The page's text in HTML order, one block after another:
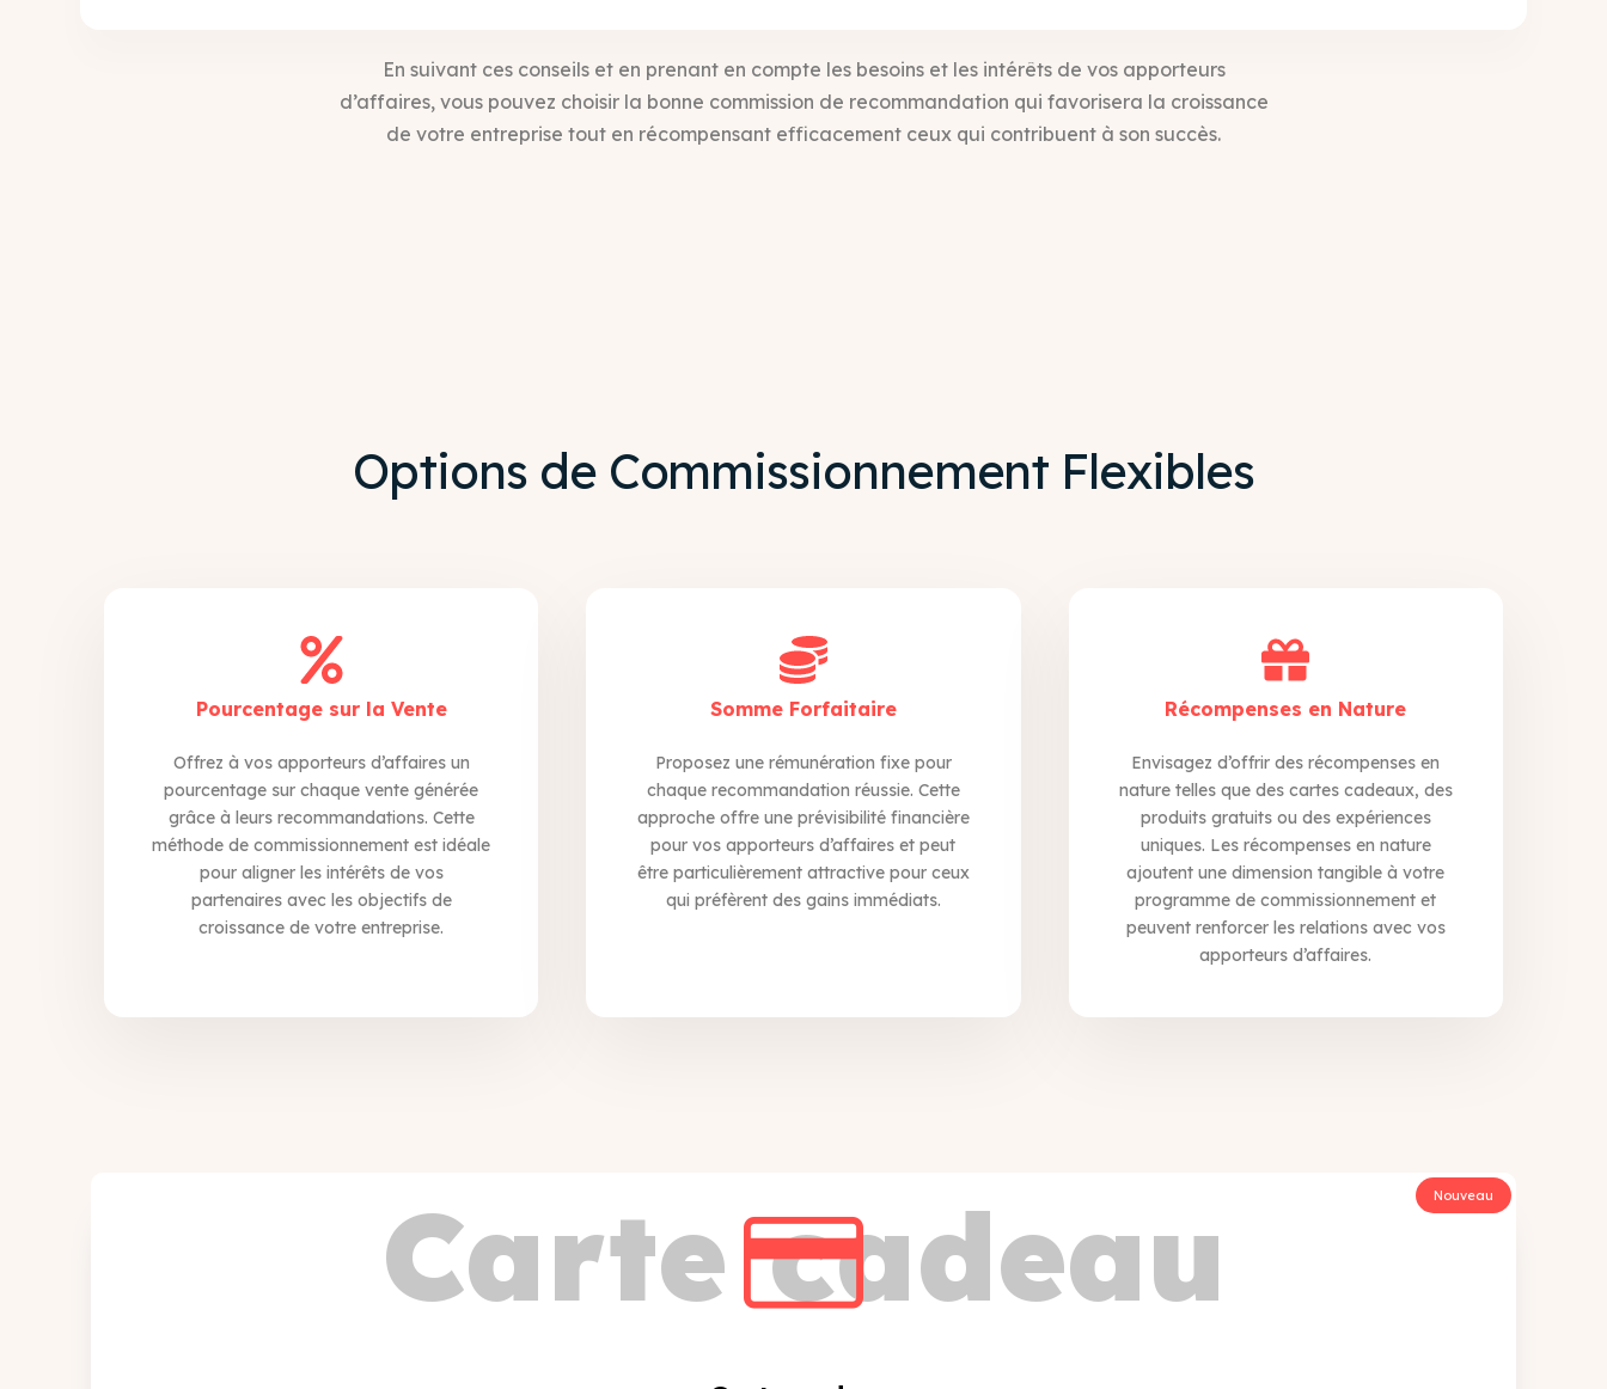
En suivant ces conseils et en prenant en compte les besoins et les intérêts de vos apporteurs
d’affaires, vous pouvez choisir la bonne commission de recommandation qui favorisera la croissance
de votre entreprise tout en récompensant efficacement ceux qui contribuent à son succès.
Options de Commissionnement Flexibles
Pourcentage sur la Vente
Offrez à vos apporteurs d’affaires un
pourcentage sur chaque vente générée
grâce à leurs recommandations. Cette
méthode de commissionnement est idéale
pour aligner les intérêts de vos
partenaires avec les objectifs de
croissance de votre entreprise.
Somme Forfaitaire
Proposez une rémunération fixe pour
chaque recommandation réussie. Cette
approche offre une prévisibilité financière
pour vos apporteurs d’affaires et peut
être particulièrement attractive pour ceux
qui préfèrent des gains immédiats.
Récompenses en Nature
Envisagez d’offrir des récompenses en
nature telles que des cartes cadeaux, des
produits gratuits ou des expériences
uniques. Les récompenses en nature
ajoutent une dimension tangible à votre
programme de commissionnement et
peuvent renforcer les relations avec vos
apporteurs d’affaires.
Nouveau